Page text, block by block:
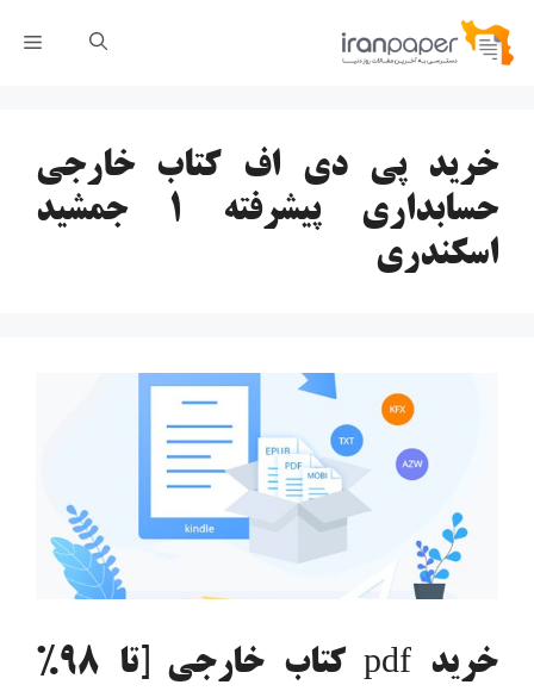
پرش
خرید پی دی اف کتاب خارجی
حسابداری پیشرفته 1 جمشید
اسکندری
خرید pdf کتاب خارجی [تا 98%